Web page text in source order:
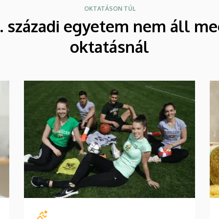
OKTATÁSON TÚL
századi egyetem nem áll
oktatásnál